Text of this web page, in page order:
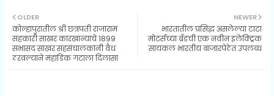
ats
NEWER
भारतातील प्रसिद्ध असलेल्या टाटा
मोटर्सच्या ब्रँडची एक नवीन इलेक्ट्रिक
सायकल भारतीय बाजारपेठेत उपलब्ध
OLDER
कोल्हापुरातील श्री छत्रपती राजाराम
सहकारी साखर कारखान्याचे 1899
सभासद साखर सहसंचालकांनी वैध
ठरवल्याने महाडिक गटाला दिलासा